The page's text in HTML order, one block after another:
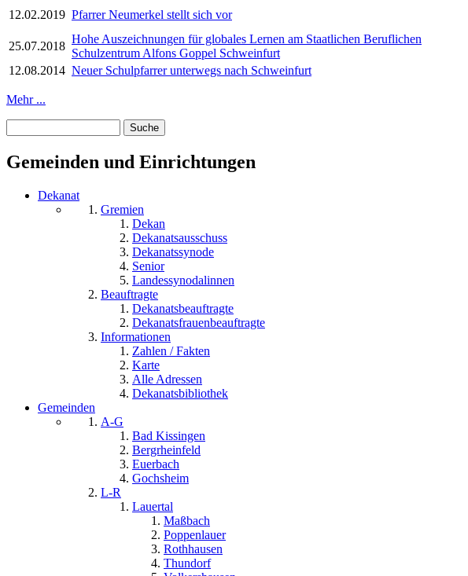
12.02.2019 Pfarrer Neumerkel stellt sich vor
25.07.2018
Hohe Auszeichnungen für globales Lernen am Staatlichen Beruflichen
Schulzentrum Alfons Goppel Schweinfurt
12.08.2014 Neuer Schulpfarrer unterwegs nach Schweinfurt
Mehr ...
Gemeinden und Einrichtungen
Dekanat
Gremien
Dekan
Dekanatsausschuss
Dekanatssynode
Senior
Landessynodalinnen
Beauftragte
Dekanatsbeauftragte
Dekanatsfrauenbeauftragte
Informationen
Zahlen / Fakten
Karte
Alle Adressen
Dekanatsbibliothek
Gemeinden
A-G
Bad Kissingen
Bergrheinfeld
Euerbach
Gochsheim
L-R
Lauertal
Maßbach
Poppenlauer
Rothhausen
Thundorf